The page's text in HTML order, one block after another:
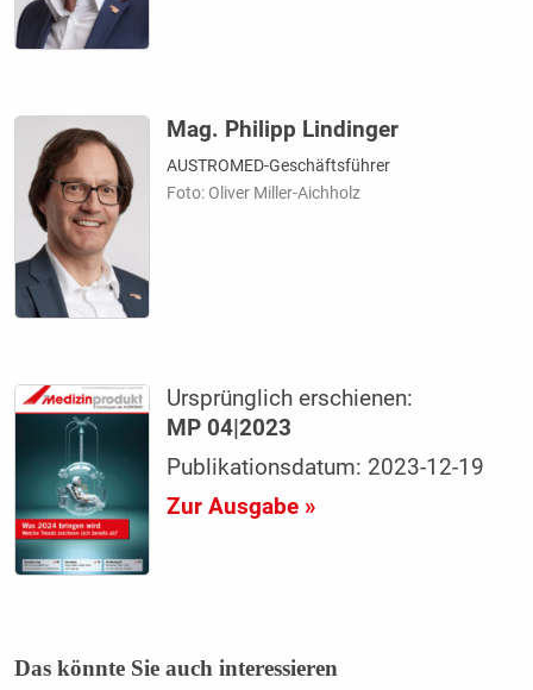
Mag. Philipp Lindinger
AUSTROMED-Geschäftsführer
Foto: Oliver Miller-Aichholz
Ursprünglich erschienen:
MP 04|2023
Publikationsdatum: 2023-12-19
Zur Ausgabe »
Das könnte Sie auch interessieren